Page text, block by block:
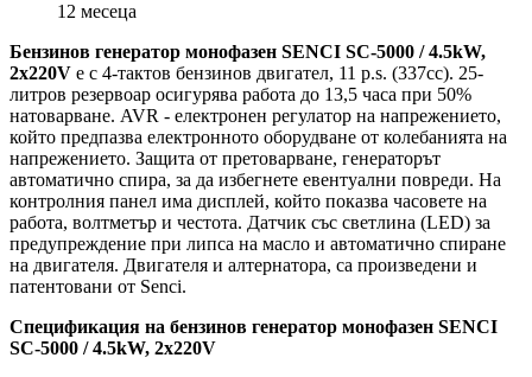
12 месеца
Бензинов генератор монофазен SENCI SC-5000 / 4.5kW,
2x220V е с 4-тактов бензинов двигател, 11 p.s. (337cc). 25-
литров резервоар осигурява работа до 13,5 часа при 50%
натоварване. AVR - електронен регулатор на напрежението,
който предпазва електронното оборудване от колебанията на
напрежението. Защита от претоварване, генераторът
автоматично спира, за да избегнете евентуални повреди. На
контролния панел има дисплей, който показва часовете на
работа, волтметър и честота. Датчик със светлина (LED) за
предупреждение при липса на масло и автоматично спиране
на двигателя. Двигателя и алтернатора, са произведени и
патентовани от Senci.
Спецификация на бензинов генератор монофазен SENCI
SC-5000 / 4.5kW, 2x220V